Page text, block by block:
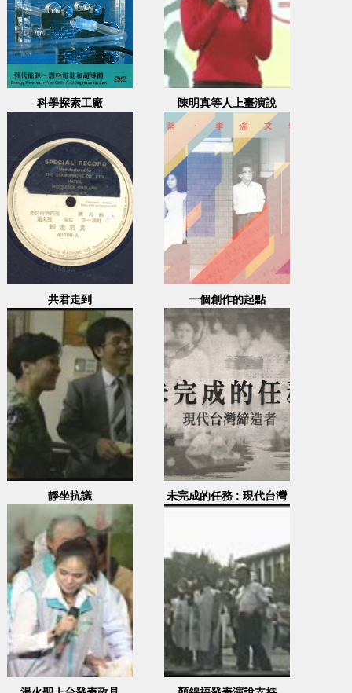
科學探索工廠 陳明真等人上臺演說
共君走到 一個創作的起點
靜坐抗議
未完成的任務 : 現代台灣
締造者